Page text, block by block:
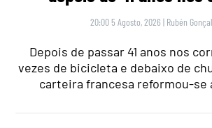
20:00 5 Agosto, 2026 | Rubén
Depois de passar 41 anos nos
vezes de bicicleta e debaixo de
carteira francesa reformou-se